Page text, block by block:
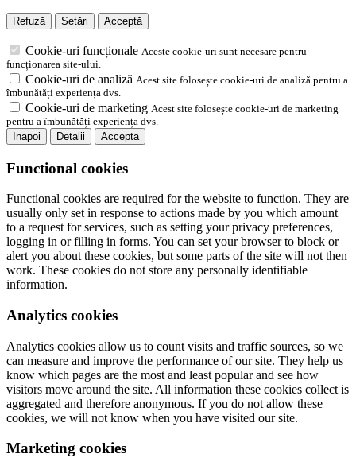
Refuză Setări Acceptă
Cookie-uri funcționale Aceste cookie-uri sunt necesare pentru
funcționarea site-ului.
Cookie-uri de analiză Acest site folosește cookie-uri de analiză pentru a
îmbunătăți experiența dvs.
Cookie-uri de marketing Acest site folosește cookie-uri de marketing
pentru a îmbunătăți experiența dvs.
Inapoi
Detalii Accepta
Functional cookies
Functional cookies are required for the website to function. They are
usually only set in response to actions made by you which amount
to a request for services, such as setting your privacy preferences,
logging in or filling in forms. You can set your browser to block or
alert you about these cookies, but some parts of the site will not then
work. These cookies do not store any personally identifiable
information.
Analytics cookies
Analytics cookies allow us to count visits and traffic sources, so we
can measure and improve the performance of our site. They help us
know which pages are the most and least popular and see how
visitors move around the site. All information these cookies collect is
aggregated and therefore anonymous. If you do not allow these
cookies, we will not know when you have visited our site.
Marketing cookies